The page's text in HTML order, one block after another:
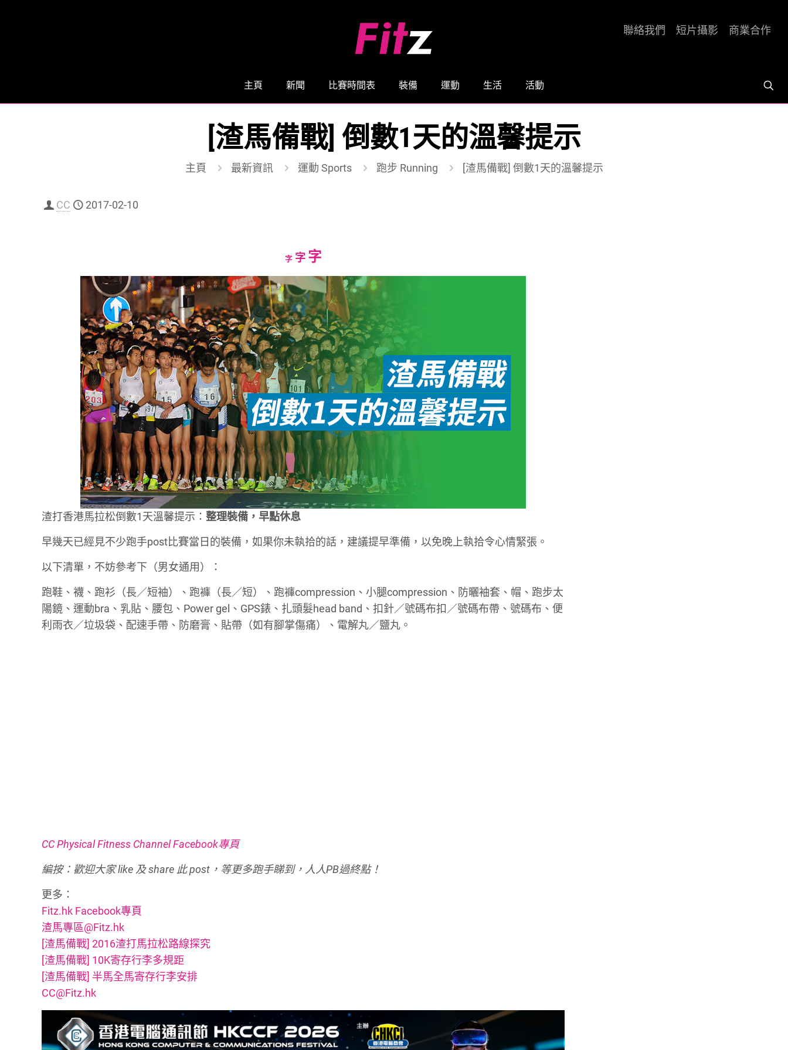
主頁 新聞 比賽時間表 裝備 運動 生活 活動
聯絡我們 短片攝影 商業合作
[渣馬備戰] 倒數1天的溫馨提示
主頁 最新資訊 運動 Sports 跑步 Running [渣馬備戰] 倒數1天的溫馨提示
CC 2017-02-10
字Decrease
size.
字Reset
size.
字Increase
font
size.
渣打香港馬拉松倒數1天溫馨提示：整理裝備，早點休息
早幾天已經見不少跑手post比賽當日的裝備，如果你未執拾的話，建議提早準備，以免晚上執拾令心情緊張。
以下清單，不妨參考下（男女通用）：
跑鞋、襪、跑衫（長／短袖）、跑褲（長／短）、跑褲compression、小腿compression、防曬袖套、帽、跑步太
陽鏡、運動bra、乳貼、腰包、Power gel、GPS錶、扎頭髮head band、扣針／號碼布扣／號碼布帶、號碼布、便
利雨衣／垃圾袋、配速手帶、防磨膏、貼帶（如有腳掌傷痛）、電解丸／鹽丸。
CC Physical Fitness Channel Facebook專頁
編按：歡迎大家 like 及 share 此 post，等更多跑手睇到，人人PB過終點！
更多：
Fitz.hk Facebook專頁
渣馬專區@Fitz.hk
[渣馬備戰] 2016渣打馬拉松路線探究
[渣馬備戰] 10K寄存行李多規距
[渣馬備戰] 半馬全馬寄存行李安排
CC@Fitz.hk